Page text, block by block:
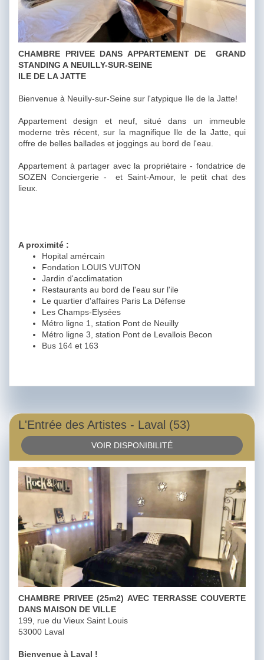
CHAMBRE PRIVEE DANS APPARTEMENT DE GRAND
STANDING A NEUILLY-SUR-SEINE
ILE DE LA JATTE
Bienvenue à Neuilly-sur-Seine sur l'atypique Ile de la Jatte!
Appartement design et neuf, situé dans un immeuble
moderne très récent, sur la magnifique Ile de la Jatte, qui
offre de belles ballades et joggings au bord de l'eau.
Appartement à partager avec la propriétaire - fondatrice de
SOZEN Conciergerie - et Saint-Amour, le petit chat des
lieux.
A proximité :
Hopital amércain
Fondation LOUIS VUITON
Jardin d'acclimatation
Restaurants au bord de l'eau sur l'ile
Le quartier d'affaires Paris La Défense
Les Champs-Elysées
Métro ligne 1, station Pont de Neuilly
Métro ligne 3, station Pont de Levallois Becon
Bus 164 et 163
L'Entrée des Artistes - Laval (53)
VOIR DISPONIBILITÉ
CHAMBRE PRIVEE (25m2) AVEC TERRASSE COUVERTE
DANS MAISON DE VILLE
199, rue du Vieux Saint Louis
53000 Laval
Bienvenue à Laval !